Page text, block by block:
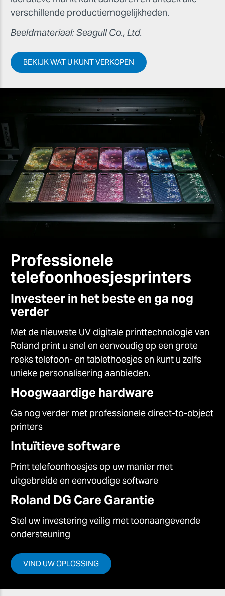
verschillende productiemogelijkheden.
Beeldmateriaal: Seagull Co., Ltd.
BEKIJK WAT U KUNT VERKOPEN
Professionele
telefoonhoesjesprinters
Investeer in het beste en ga nog
verder
Met de nieuwste UV digitale printtechnologie van
Roland print u snel en eenvoudig op een grote
reeks telefoon- en tablethoesjes en kunt u zelfs
unieke personalisering aanbieden.
Hoogwaardige hardware
Ga nog verder met professionele direct-to-object
printers
Intuïtieve software
Print telefoonhoesjes op uw manier met
uitgebreide en eenvoudige software
Roland DG Care Garantie
Stel uw investering veilig met toonaangevende
ondersteuning
VIND UW OPLOSSING